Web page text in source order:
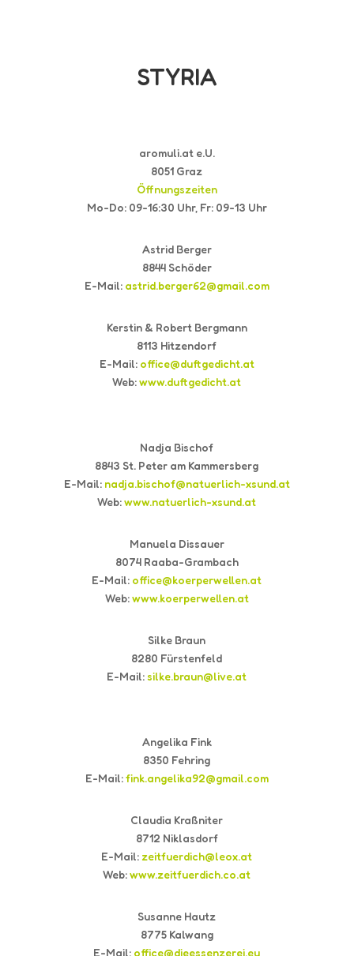
STYRIA
aromuli.at e.U.
8051 Graz
Öffnungszeiten
Mo-Do: 09-16:30 Uhr, Fr: 09-13 Uhr
Astrid Berger
8844 Schöder
E-Mail: astrid.berger62@gmail.com
Kerstin & Robert Bergmann
8113 Hitzendorf
E-Mail: office@duftgedicht.at
Web:www.duftgedicht.at
Nadja Bischof
8843 St. Peter am Kammersberg
E-Mail: nadja.bischof@natuerlich-xsund.at
Web:www.natuerlich-xsund.at
Manuela Dissauer
8074 Raaba-Grambach
E-Mail: office@koerperwellen.at
Web:www.koerperwellen.at
Silke Braun
8280 Fürstenfeld
E-Mail:silke.braun@live.at
Angelika Fink
8350 Fehring
E-Mail:fink.angelika92@gmail.com
Claudia Kraßniter
8712 Niklasdorf
E-Mail: zeitfuerdich@leox.at
Web:www.zeitfuerdich.co.at
Susanne Hautz
8775 Kalwang
E-Mail: office@dieessenzerei.eu